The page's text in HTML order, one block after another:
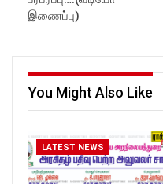
Follow us on:
https://www.instagram.com/ro
T_TIMES
இணைப்பு)
You Might Also Like
LATEST NEWS